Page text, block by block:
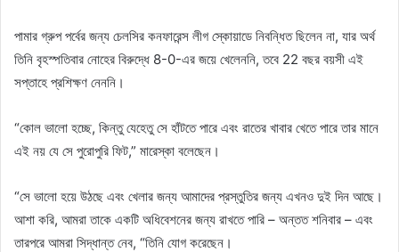
পামার গ্রুপ পর্বের জন্য চেলসির কনফারেন্স লীগ স্কোয়াডে নিবন্ধিত ছিলেন না, যার অর্থ
তিনি বৃহস্পতিবার নোহের বিরুদ্ধে 8-0-এর জয়ে খেলেননি, তবে 22 বছর বয়সী এই
সপ্তাহে প্রশিক্ষণ নেননি।
“কোল ভালো হচ্ছে, কিন্তু যেহেতু সে হাঁটতে পারে এবং রাতের খাবার খেতে পারে তার মানে
এই নয় যে সে পুরোপুরি ফিট,” মারেস্কা বলেছেন।
“সে ভালো হয়ে উঠছে এবং খেলার জন্য আমাদের প্রস্তুতির জন্য এখনও দুই দিন আছে।
আশা করি, আমরা তাকে একটি অধিবেশনের জন্য রাখতে পারি – অন্তত শনিবার – এবং
তারপরে আমরা সিদ্ধান্ত নেব, “তিনি যোগ করেছেন।